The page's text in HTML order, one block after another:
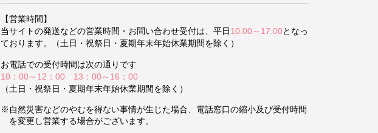
【営業時間】
当サイトの発送などの営業時間・お問い合わせ受付は、平日10:00～17:00となっ
ております。（土日・祝祭日・夏期年末年始休業期間を除く）
お電話での受付時間は次の通りです
10：00～12：00 13：00～16：00
（土日・祝祭日・夏期年末年始休業期間を除く）
※自然災害などのやむを得ない事情が生じた場合、電話窓口の縮小及び受付時間
を変更し営業する場合がございます。